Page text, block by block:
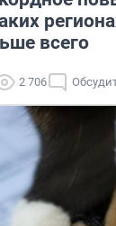
всего
2 706